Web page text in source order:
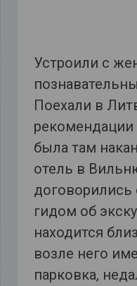
Устроили с
Поехали в
рекомендации
была там
отель в
гидом об
находится
возле него
парковка,